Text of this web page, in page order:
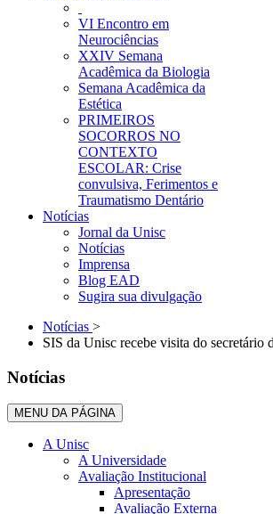
VI Encontro em
Neurociências
XXIV Semana
Acadêmica da Biologia
Semana Acadêmica da
Estética
PRIMEIROS
SOCORROS NO
CONTEXTO
ESCOLAR: Crise
convulsiva, Ferimentos e
Traumatismo Dentário
Notícias
Jornal da Unisc
Notícias
Imprensa
Blog EAD
Sugira sua divulgação
Notícias >
SIS da Unisc recebe visita do secretário
Notícias
MENU DA PÁGINA
A Unisc
A Universidade
Avaliação Institucional
Apresentação
Avaliação Externa